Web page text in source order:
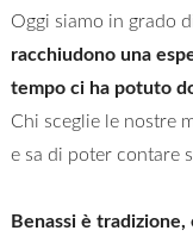
Oggi siamo in grado
racchiudono una
tempo ci ha potuto
Chi sceglie le nostre
e sa di poter contare
Benassi è tradizione,